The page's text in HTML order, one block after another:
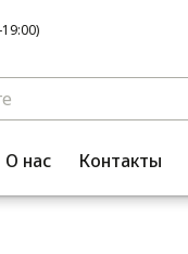
О нас Контакты